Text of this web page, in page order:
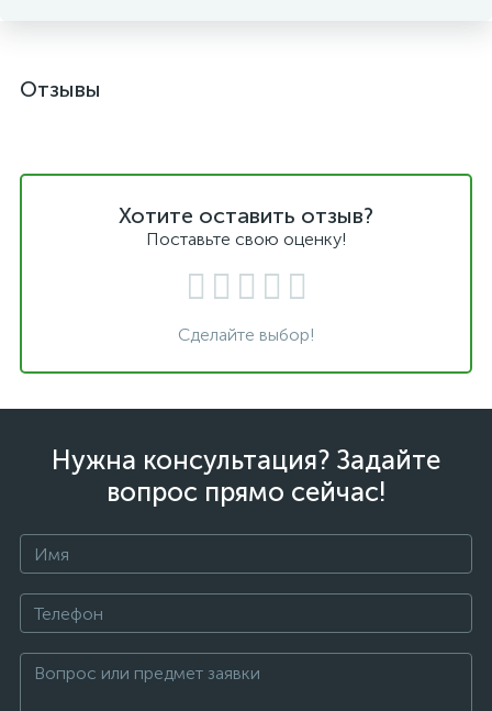
Отзывы
Хотите оставить отзыв?
Поставьте свою оценку!
Сделайте выбор!
Нужна консультация? Задайте
вопрос прямо сейчас!